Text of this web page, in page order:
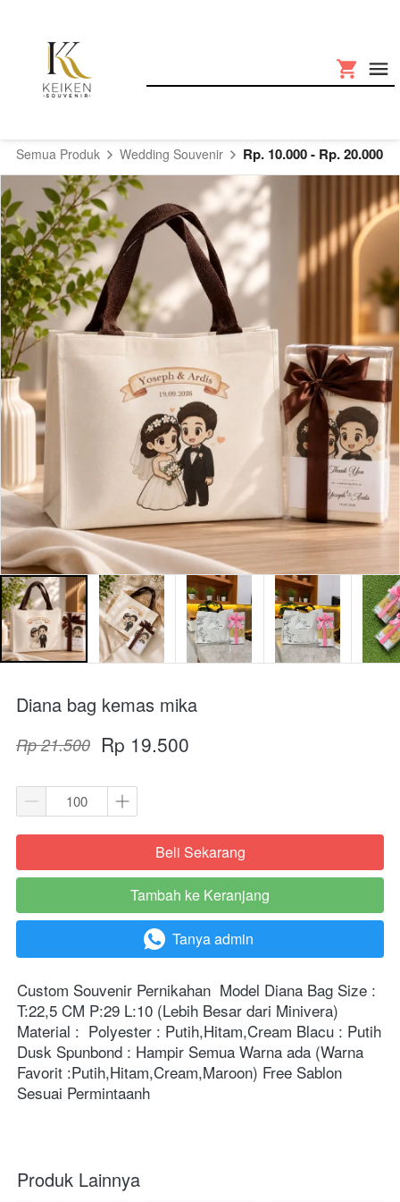
Semua Produk Wedding Souvenir Rp. 10.000 - Rp. 20.000
Diana bag kemas mika
Rp 21.500 Rp 19.500
`Beli Sekarang
`
Tambah ke Keranjang
` Tanya admin
Custom Souvenir Pernikahan  Model Diana Bag Size :
T:22,5 CM P:29 L:10 (Lebih Besar dari Minivera)
Material :  Polyester : Putih,Hitam,Cream Blacu : Putih
Dusk Spunbond : Hampir Semua Warna ada (Warna
Favorit :Putih,Hitam,Cream,Maroon) Free Sablon
Sesuai Permintaanh
Produk Lainnya